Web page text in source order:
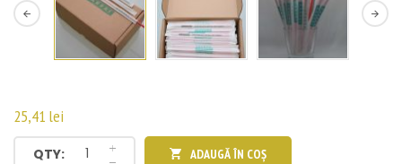
25,41 lei
QTY: ADAUGĂ ÎN COȘ